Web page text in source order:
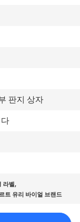
판지 상자
라벨,
트 유리 바이얼 브랜드